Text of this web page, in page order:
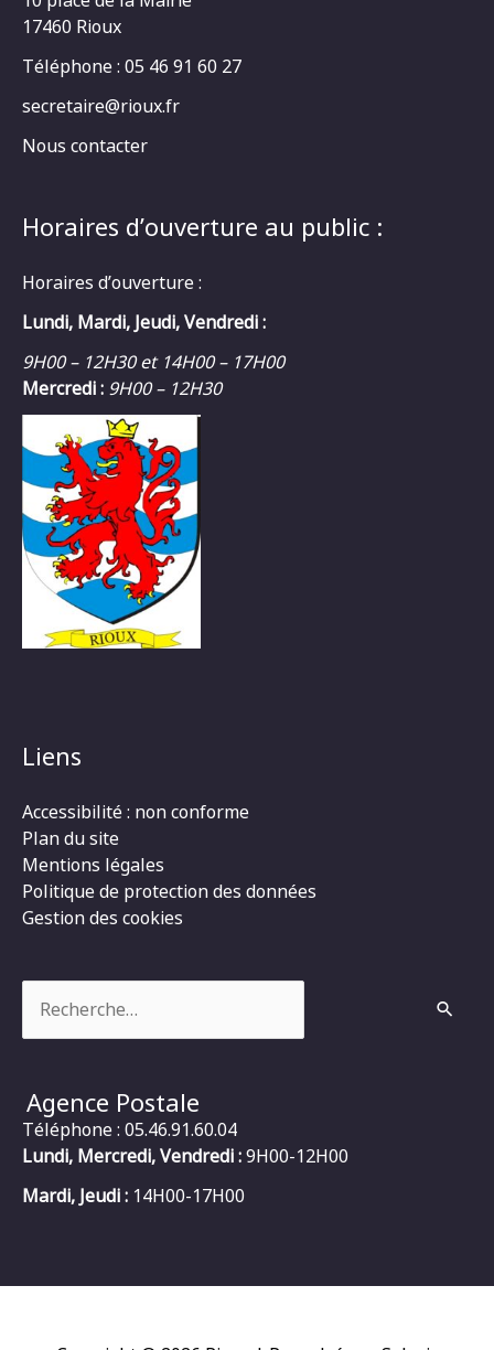
17460 Rioux
Téléphone : 05 46 91 60 27
secretaire@rioux.fr
Nous contacter
Horaires d’ouverture au public :
Horaires d’ouverture :
Lundi, Mardi, Jeudi, Vendredi :
9H00 – 12H30 et 14H00 – 17H00
Mercredi : 9H00 – 12H30
Liens
Accessibilité : non conforme
Plan du site
Mentions légales
Politique de protection des données
Gestion des cookies
Agence Postale
Téléphone : 05.46.91.60.04
Lundi, Mercredi, Vendredi :9H00-12H00
Mardi, Jeudi : 14H00-17H00